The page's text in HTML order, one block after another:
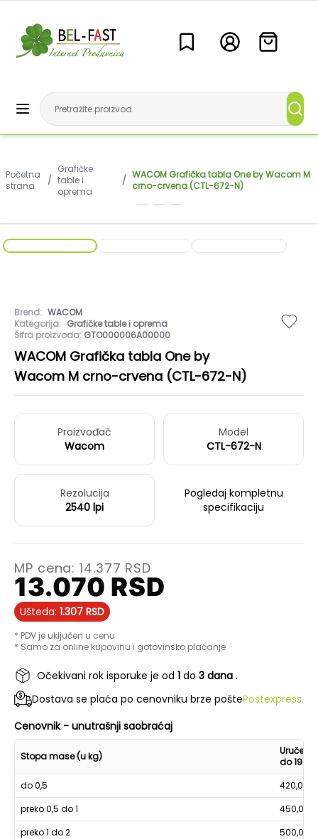
Početna
strana
/
Grafičke
table i
oprema
/ WACOM Grafička tabla One by Wacom M
crno-crvena (CTL-672-N)
Brend: WACOM
Kategorija: Grafičke table i oprema
Šifra proizvoda: GTO000006A00000
WACOM Grafička tabla One by
Wacom M crno-crvena (CTL-672-N)
Proizvođač
Wacom
Model
CTL-672-N
Rezolucija
2540 lpi
Pogledaj kompletnu
specifikaciju
MP cena:14.377 RSD
13.070 RSD
Ušteda: 1.307 RSD
* PDV je uključen u cenu
* Samo za online kupovinu i gotovinsko plaćanje
Očekivani rok isporuke je od 1 do 3 dana .
Dostava se plaća po cenovniku brze poštePostexpress.
Cenovnik - unutrašnji saobraćaj
Stopa mase (u kg)
Uručenje
do 19h
do 0,5
420,00
preko 0,5 do 1
450,00
preko 1 do 2
500,00